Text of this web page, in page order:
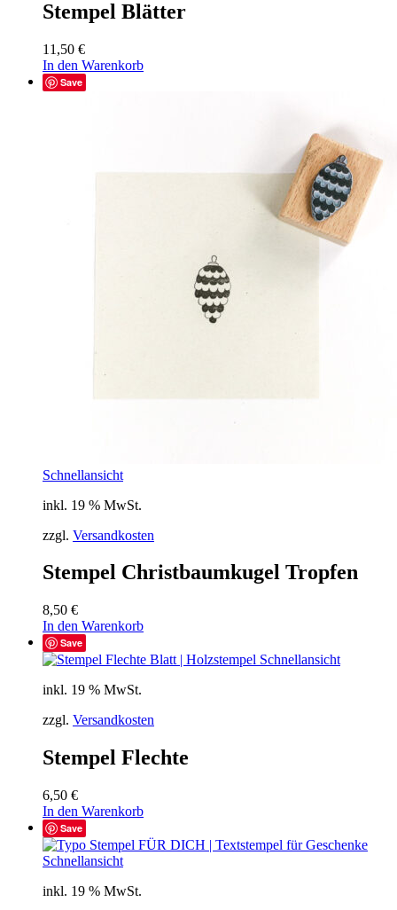
Stempel Blätter
11,50 €
In den Warenkorb
Save
Schnellansicht
inkl. 19 % MwSt.
zzgl. Versandkosten
Stempel Christbaumkugel Tropfen
8,50 €
In den Warenkorb
Save
Schnellansicht
inkl. 19 % MwSt.
zzgl. Versandkosten
Stempel Flechte
6,50 €
In den Warenkorb
Save
Schnellansicht
inkl. 19 % MwSt.